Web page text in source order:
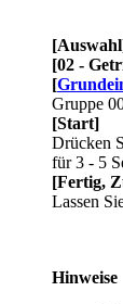
[02 -
[
Gruppe
[Start]
Drücken
für 3 - 5
[Fertig,
Lassen
Hinweise